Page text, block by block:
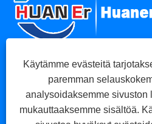
Copyright © 2023 Xiamen Huaner
Käytämme evästeitä
paremman
analysoidaksemme sivuston
mukauttaaksemme sisältöä.